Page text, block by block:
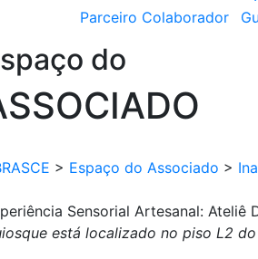
Parceiro Colaborador
do
> Espaço do Associado >
Sensorial Artesanal: Ateliê
está localizado no piso L2